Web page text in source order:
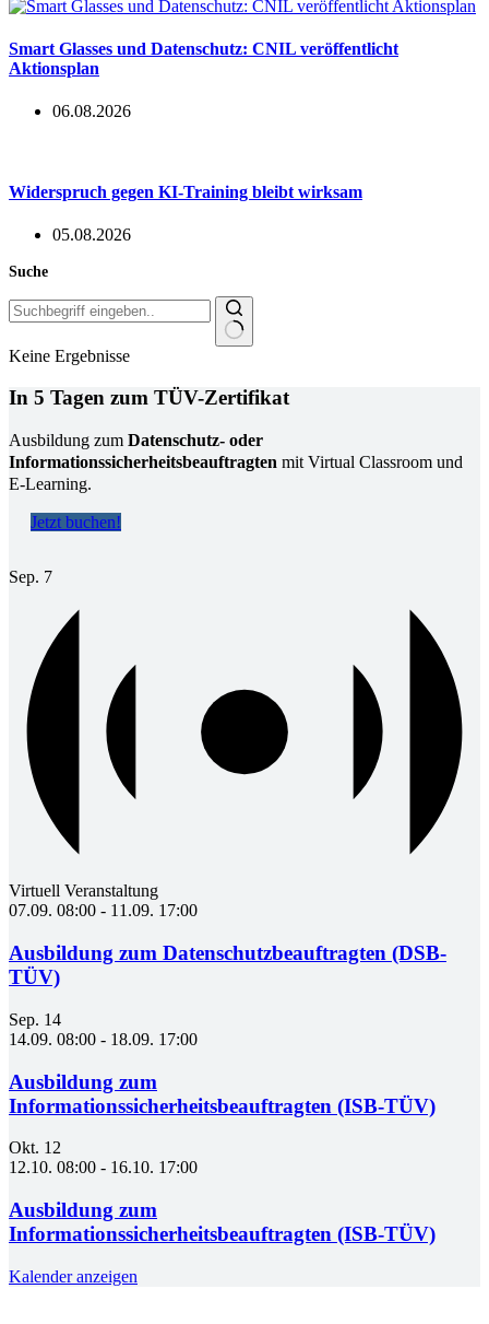
Smart Glasses und Datenschutz: CNIL veröffentlicht
Aktionsplan
06.08.2026
Widerspruch gegen KI-Training bleibt wirksam
05.08.2026
Suche
Keine Ergebnisse
In 5 Tagen zum TÜV-Zertifikat
Ausbildung zum Datenschutz- oder
Informationssicherheitsbeauftragten mit Virtual Classroom und
E-Learning.
Jetzt buchen!
Sep. 7
Virtuell Veranstaltung
07.09. 08:00 - 11.09. 17:00
Ausbildung zum Datenschutzbeauftragten (DSB-
TÜV)
Sep. 14
14.09. 08:00 - 18.09. 17:00
Ausbildung zum
Informationssicherheitsbeauftragten (ISB-TÜV)
Okt. 12
12.10. 08:00 - 16.10. 17:00
Ausbildung zum
Informationssicherheitsbeauftragten (ISB-TÜV)
Kalender anzeigen